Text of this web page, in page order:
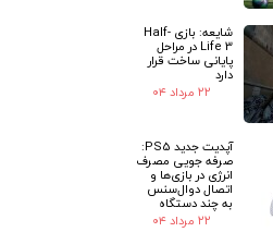
شایعه: بازی Half-
Life 3 در مراحل
پایانی ساخت قرار
دارد
۲۲ مرداد ۰۴
آپدیت جدید PS5:
صرفه جویی مصرف
انرژی در بازی‌ها و
اتصال دوال‌سنس
به چند دستگاه
۲۲ مرداد ۰۴